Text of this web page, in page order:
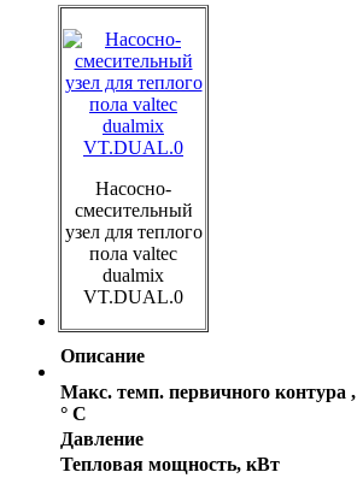
Насосно-
смесительный
узел для теплого
пола valtec
dualmix
VT.DUAL.0
Описание
Макс. темп. первичного контура ,
° С
Давление
Тепловая мощность, кВт